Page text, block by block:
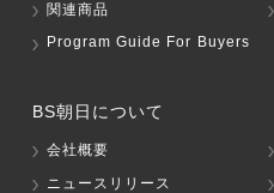
関連商品
Program Guide For Buyers
BS朝日について
会社概要
ニュースリリース